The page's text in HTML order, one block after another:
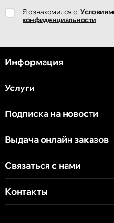
Я ознакомился с
конфиденциальности
Информация
Услуги
Подписка на новости
Выдача онлайн заказов
Связаться с нами
Контакты